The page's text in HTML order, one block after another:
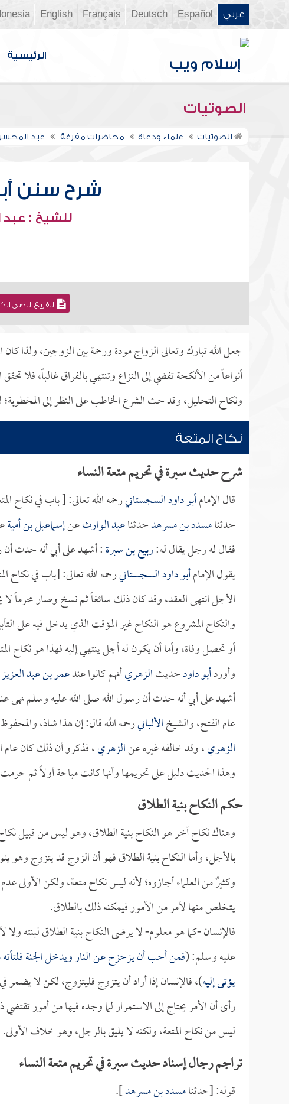
عربي Español
Deutsch
Français
English
الرئيسية
الصوتيات
الصوتيات علماء ودعاة محاضرات مفرغة عبد
شرح سنن أبي
للشيخ : عبد
التفريغ النصي
جعل الله تبارك وتعالى الزواج مودة ورحمة بين الزوجين، ولذا
أنواعاً من الأنكحة تفضي إلى النزاع وتنتهي بالفراق غالباً، فلا
ونكاح التحليل، وقد حث الشرع الخاطب على النظر إلى
نكاح المتعة
شرح حديث سبرة في تحريم متعة النساء
قال الإمامأبو داود السجستانيرحمه الله تعالى: [ باب في نكاح
حدثنامسدد بن مسرهدحدثناعبد الوارثعنإسماعيل بن أمية
فقال له رجل يقال له:ربيع بن سبرة: أشهد على أبي أنه حدث
يقول الإمامأبو داود السجستانيرحمه الله تعالى: [باب في نكاح
الأجل انتهى العقد، وقد كان ذلك سائغاً ثم نسخ وصار محرماً لا
والنكاح المشروع هو النكاح غير المؤقت الذي يدخل فيه على
أو تحصل وفاة، وأما أن يكون له أجل ينتهي إليه فهذا هو نكاح
وأوردأبو داودحديثالزهريأنهم كانوا عندعمر بن عبد العزيز
أشهد على أبي أنه حدث أن رسول الله صلى الله عليه وسلم نهى
عام الفتح، والشيخالألبانيرحمه الله قال: إن هذا شاذ،
الزهري، وقد خالفه غيره عنالزهري، فذكرو أن ذلك كان
وهذا الحديث دليل على تحريمها وأنها كانت مباحة أولاً ثم
حكم النكاح بنية الطلاق
وهناك نكاح آخر هو النكاح بنية الطلاق، وهو ليس من قبيل نكاح
بالأجل، وأما النكاح بنية الطلاق فهو أن الزوج قد يتزوج وهو
وكثيرٌ من العلماء أجازوه؛ لأنه ليس نكاح متعة، ولكن الأولى
يتخلص منها لأمر من الأمور فيمكنه ذلك بالطلاق.
فالإنسان -كما هو معلوم- لا يرضى النكاح بنية الطلاق لبنته
عليه وسلم: (فمن أحب أن يزحزح عن النار ويدخل الجنة فلتأته
يؤتى إليه)، فالإنسان إذا أراد أن يتزوج فليتزوج، لكن لا يضمر
رأى أن الأمر يحتاج إلى الاستمرار لما وجده فيها من أمور
ليس من نكاح المتعة، ولكنه لا يليق بالرجل، وهو خلاف الأولى.
تراجم رجال إسناد حديث سبرة في تحريم متعة النساء
قوله: [حدثنامسدد بن مسرهد].